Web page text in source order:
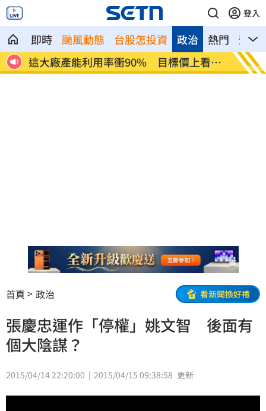
登入
即時 颱風動態 台股怎投資 熱門 影音
政治
埃及知名女星涉毒被判死 引發社會震驚 桃園
首頁 政治 看新聞換好禮
張慶忠運作「停權」姚文智 後面有
個大陰謀？
2015/04/14 22:20:00 2015/04/15 09:38:58 更新